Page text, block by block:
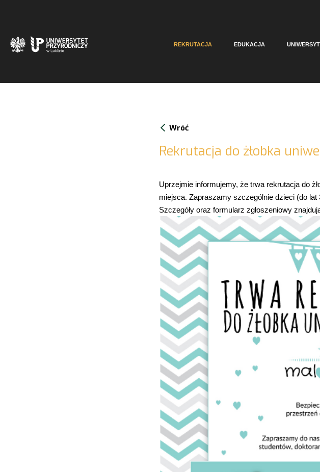
REKRUTACJA EDUKACJA
Wróć
Rekrutacja do żłobka
Uprzejmie informujemy, że trwa rekrutacja do
miejsca. Zapraszamy szczególnie dzieci (do
Szczegóły oraz formularz zgłoszeniowy